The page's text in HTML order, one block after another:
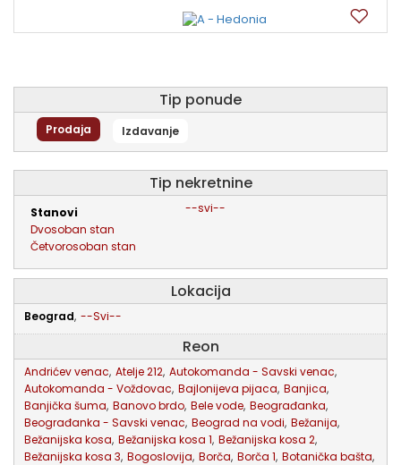
Tip ponude
Prodaja Izdavanje
tip nekretnine
stanovi
dvosoban stan
četvorosoban stan
--svi--
Lokacija
Beograd, --Svi--
Reon
Andrićev venac, Atelje 212, Autokomanda - Savski venac,
Autokomanda - Voždovac, Bajlonijeva pijaca, Banjica,
Banjička šuma, Banovo brdo, Bele vode, Beograđanka,
Beograđanka - Savski venac, Beograd na vodi, Bežanija,
Bežanijska kosa, Bežanijska kosa 1, Bežanijska kosa 2,
Bežanijska kosa 3, Bogoslovija, Borča, Borča 1, Botanička bašta,